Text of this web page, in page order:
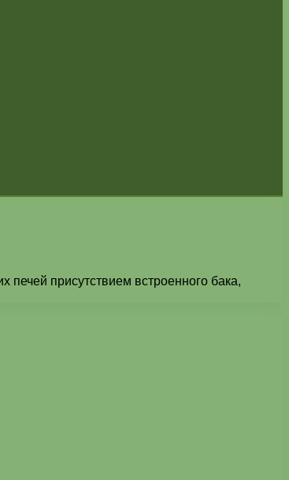
печей присутствием встроенного бака,